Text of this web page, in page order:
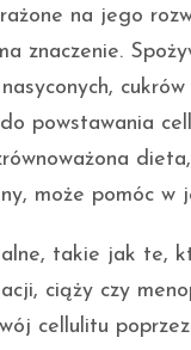
na jego
znaczenie.
powstawania
może pomóc w
takie jak te,
ciąży czy
cellulitu